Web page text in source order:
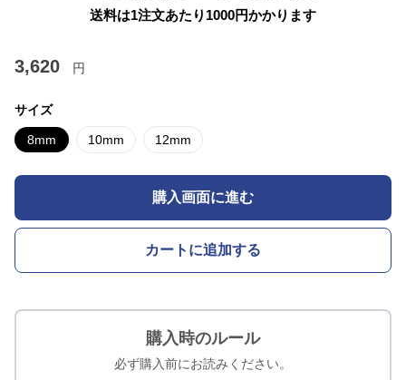
送料は1注文あたり 1000円かかります
3,620 円
サイズ
8mm 10mm 12mm
購入画面に進む
カートに追加する
購入時のルール
必ず購入前にお読みください。